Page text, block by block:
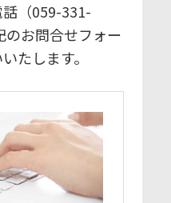
（059-331-
のお問合せフォー
たします。